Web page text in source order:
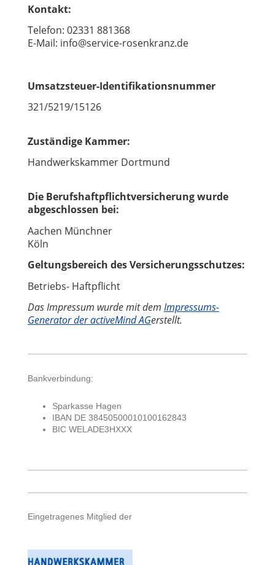
Kontakt:
Telefon: 02331 881368
E-Mail: info@service-rosenkranz.de
Umsatzsteuer-Identifikationsnummer
321/5219/15126
Zuständige Kammer:
Handwerkskammer Dortmund
Die Berufshaftpflichtversicherung wurde
abgeschlossen bei:
Aachen Münchner
Köln
Geltungsbereich des Versicherungsschutzes:
Betriebs- Haftpflicht
Das Impressum wurde mit dem Impressums-
Generator der activeMind AGerstellt.
Bankverbindung:
Sparkasse Hagen
IBAN DE 38450500010100162843
BIC WELADE3HXXX
Eingetragenes Mitglied der